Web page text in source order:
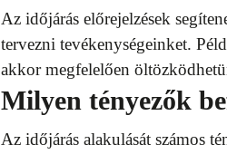
Az időjárás előrejelzések
tervezni tevékenységeinket.
akkor megfelelően
Milyen tényezők
Az időjárás alakulását számos